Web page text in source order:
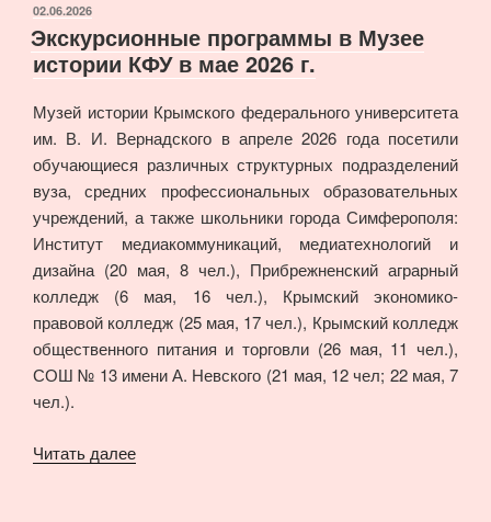
летию
профессора
Виктора
Федоровича
Шарапы»
ОПУБЛИКОВАНО
02.06.2026
Экскурсионные программы в Музее
истории КФУ в мае 2026 г.
Музей истории Крымского федерального университета
им. В. И. Вернадского в апреле 2026 года посетили
обучающиеся различных структурных подразделений
вуза, средних профессиональных образовательных
учреждений, а также школьники города Симферополя:
Институт медиакоммуникаций, медиатехнологий и
дизайна (20 мая, 8 чел.), Прибрежненский аграрный
колледж (6 мая, 16 чел.), Крымский экономико-
правовой колледж (25 мая, 17 чел.), Крымский колледж
общественного питания и торговли (26 мая, 11 чел.),
СОШ № 13 имени А. Невского (21 мая, 12 чел; 22 мая, 7
чел.).
Читать далее«Экскурсионные